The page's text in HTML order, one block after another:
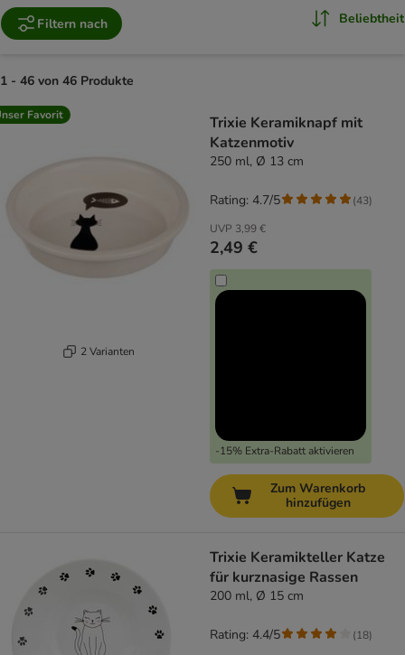
Filtern nach Beliebtheit
1 - 46 von 46 Produkte
product items have been changed
Favorit
2 Varianten
Trixie Keramiknapf mit
Katzenmotiv
250 ml, Ø 13 cm
UVP 3,99 €
2,49 €
-15% Extra-Rabatt aktivieren
Rating: 4.7/5 (43)
Zum Warenkorb
hinzufügen
Trixie Keramikteller Katze
für kurznasige Rassen
200 ml, Ø 15 cm
Rating: 4.4/5 (18)